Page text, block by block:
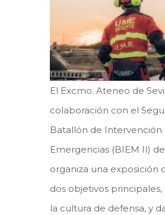
El Excmo. Ateneo de
colaboración con el
Batallón de Intervención
Emergencias (BIEM II)
organiza una exposición
dos objetivos
la cultura de defensa, y